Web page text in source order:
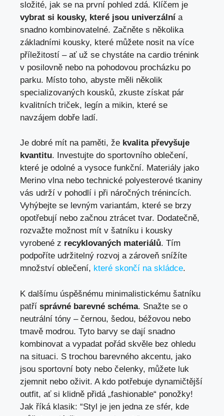
složité, jak se na první pohled zdá. Klíčem je
vybrat si kousky, které jsou univerzální a
snadno kombinovatelné. Začněte s několika
základními kousky, které můžete nosit na více
příležitostí – ať už se chystáte na cardio trénink
v posilovně nebo na pohodovou procházku po
parku. Místo toho, abyste měli několik
specializovaných kousků, zkuste získat pár
kvalitních triček, legín a mikin, které se
navzájem dobře ladí.
Je dobré mít na paměti, že kvalita převyšuje
kvantitu. Investujte do sportovního oblečení,
které je odolné a vysoce funkční. Materiály jako
Merino vlna nebo technické polyesterové tkaniny
vás udrží v pohodlí i při náročných trénincích.
Vyhýbejte se levným variantám, které se brzy
opotřebují nebo začnou ztrácet tvar. Dodatečně,
rozvažte možnost mít v šatníku i kousky
vyrobené z recyklovaných materiálů. Tím
podpoříte udržitelný rozvoj a zároveň snížíte
množství oblečení, které skončí na skládce.
K dalšímu úspěšnému minimalistickému šatníku
patří správné barevné schéma. Snažte se o
neutrální tóny – černou, šedou, béžovou nebo
tmavě modrou. Tyto barvy se dají snadno
kombinovat a vypadat pořád skvěle bez ohledu
na situaci. S trochou barevného akcentu, jako
jsou sportovní boty nebo čelenky, můžete luk
zjemnit nebo oživit. A kdo potřebuje dynamičtější
outfit, ať si klidně přidá „fashionable“ ponožky!
Jak říká klasik: “Styl je jen jedna ze sfér, kde